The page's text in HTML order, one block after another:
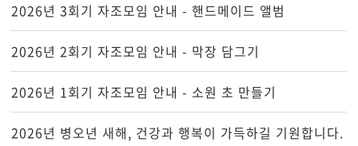
2026년 3회기 자조모임 안내 - 핸드메이드 앨범
2026년 2회기 자조모임 안내 - 막장 담그기
2026년 1회기 자조모임 안내 - 소원 초 만들기
2026년 병오년 새해, 건강과 행복이 가득하길 기원합니다.